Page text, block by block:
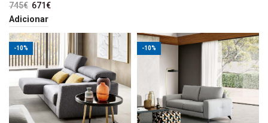
745€ O preço original era:
745€.
671€
Adicionar
-10% -10%